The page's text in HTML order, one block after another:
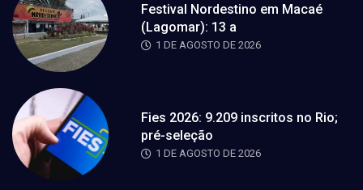
Festival Nordestino em Macaé
(Lagomar): 13 a
1 DE AGOSTO DE 2026
Fies 2026: 9.209 inscritos no Rio;
pré-seleção
1 DE AGOSTO DE 2026